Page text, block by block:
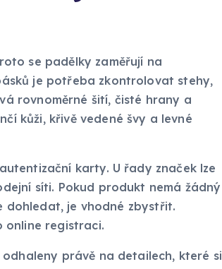
se padělky zaměřují na
je potřeba zkontrolovat stehy,
rovnoměrné šití, čisté hrany a
kůži, křivě vedené švy a levné
karty. U řady značek lze
síti. Pokud produkt nemá žádný
dohledat, je vhodné zbystřit.
online registraci.
právě na detailech, které si